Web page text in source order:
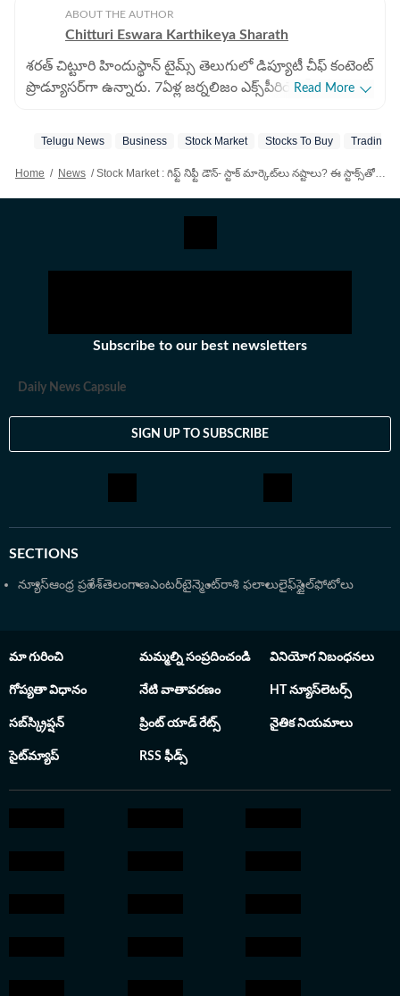
ABOUT THE AUTHOR
Chitturi Eswara Karthikeya Sharath
శరత్​ చిట్టూరి హిందుస్థాన్ టైమ్స్ తెలుగులో డిప్యూటీ చీఫ్​ కంటెంట్
ప్రొడ్యూసర్‌గా ఉన్నారు. 7ఏళ్ల జర్నలిజం ఎక్స్​పీరియెన్స్​తో ఇక్కడ
అదుకున్నారు. గతంలో ఈటీవీ భారత్​లో కంటెంట్ రైటర్‌గా పని
రాసేవారు. ఏ అంశమైనా సరళంగా, చదివేందుకు సులభంగా ఉండే
Read More
Telugu News Business Stock Market Stocks To Buy Trading
Home / News / Stock Market : గిఫ్ట్​ నిఫ్టీ డౌన్- స్టాక్​ మార్కెట్​లు నష్టాలు? ఈ స్టాక్స్​తో మాత్రం లాభాలు!
Subscribe to our best newsletters
Daily News Capsule
SIGN UP TO SUBSCRIBE
SECTIONS
న్యూస్ఆంధ్ర ప్రదేశ్తెలంగాణఎంటర్‌టైన్మెంట్రాశి ఫలాలులైఫ్‌స్టైల్ఫోటోలు
మా గురించి మమ్మల్ని సంప్రదించండి వినియోగ నిబంధనలు
గోప్యతా విధానం నేటి వాతావరణం HT న్యూస్‌లెటర్స్
సబ్‌స్క్రిప్షన్ ప్రింట్ యాడ్ రేట్స్ నైతిక నియమాలు
సైట్‌మ్యాప్ RSS ఫీడ్స్